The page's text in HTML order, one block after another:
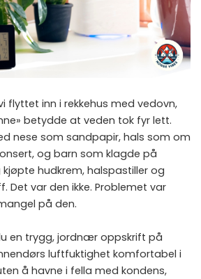
flyttet inn i rekkehus med vedovn,
betydde at veden tok fyr lett.
nese som sandpapir, hals som om
og barn som klagde på
hudkrem, halspastiller og
Det var den ikke. Problemet var
på den.
en trygg, jordnær oppskrift på
luftfuktighet komfortabel i
å havne i fella med kondens,